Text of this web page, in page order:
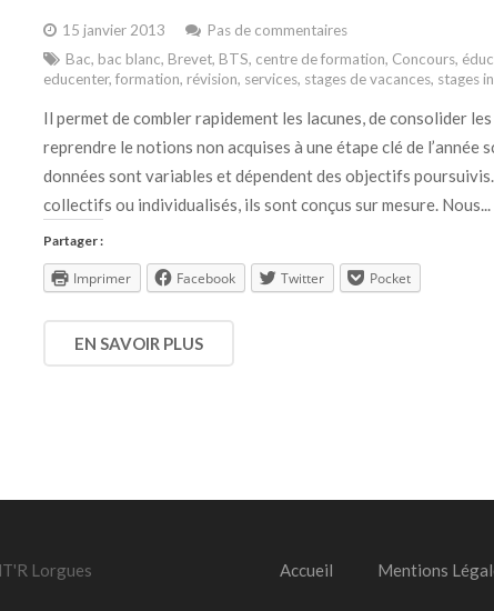
15 janvier 2013
Pas de commentaires
Bac, bac blanc, Brevet, BTS, centre de formation, Concours,
educenter,formation, révision, services, stages de vacances, stages
Il permet de combler rapidement les lacunes, de consolider
reprendre le notions non acquises à une étape clé de l’année
données sont variables et dépendent des objectifs
collectifs ou individualisés, ils sont conçus sur mesure. Nous...
Partager :
Imprimer Facebook Twitter Pocket
EN SAVOIR PLUS
Accueil Mentions
Lorgues